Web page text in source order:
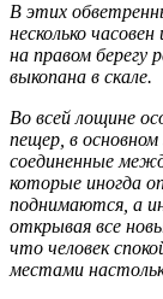
В этих
несколько
на правом берегу
выкопана в скале.
Во всей лощине
пещер, в
соединенные
которые иногда
поднимаются, а
открывая все
что человек
местами